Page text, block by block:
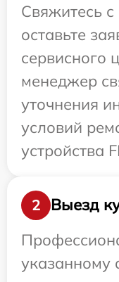
Свяжитесь
оставьте
сервисного
менеджер
уточнения
условий
устройства
2
Выезд
указанному